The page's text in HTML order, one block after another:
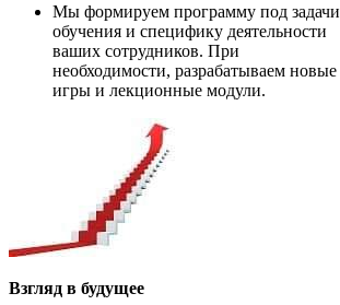
Мы формируем программу под задачи
обучения и специфику деятельности
ваших сотрудников. При
необходимости, разрабатываем новые
игры и лекционные модули.
Взгляд в будущее